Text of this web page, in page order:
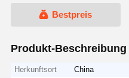
Bestpreis
Produkt-Beschreibung
Herkunftsort
China